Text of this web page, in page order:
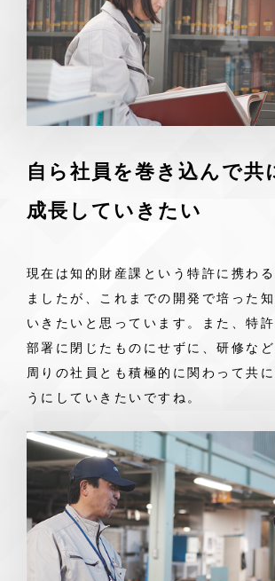
自ら社員を巻き込んで共
成長していきたい
現在は知的財産課という特許に携わ
ましたが、これまでの開発で培った
いきたいと思っています。また、特
部署に閉じたものにせずに、研修など
周りの社員とも積極的に関わって共
うにしていきたいですね。